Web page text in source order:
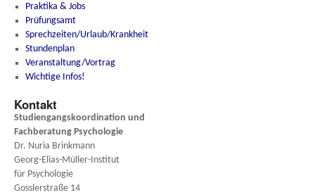
Praktika & Jobs
Prüfungsamt
Sprechzeiten/Urlaub/Krankheit
Stundenplan
Veranstaltung/Vortrag
Wichtige Infos!
Kontakt
Studiengangskoordination und
Fachberatung Psychologie
Dr. Nuria Brinkmann
Georg-Elias-Müller-Institut
für Psychologie
Gosslerstraße 14